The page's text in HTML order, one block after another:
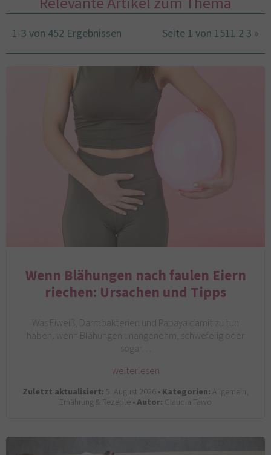
1-3 von 452 Ergebnissen Seite 1 von 1511 2 3 »
Wenn Blähungen nach faulen Eiern
riechen: Ursachen und Tipps
Was Eiweiß, Darmbakterien und Papaya damit zu tun
haben, wenn Blähungen unangenehm, schwefelig oder
sogar…
weiterlesen
Zuletzt aktualisiert: 5. August 2026 •Kategorien: Allgemein,
Ernährung & Rezepte •Autor: Claudia Tawo